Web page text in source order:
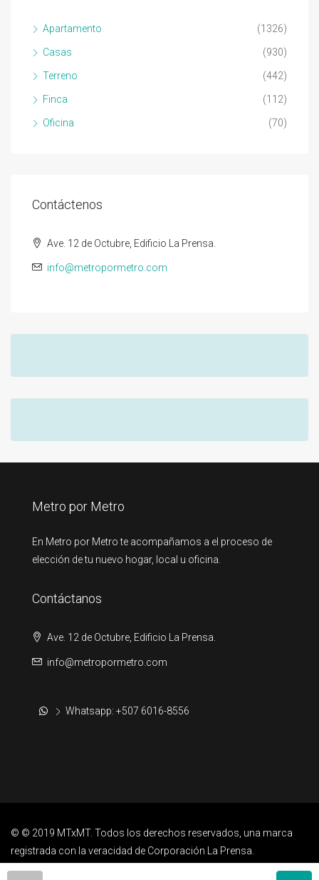
Apartamento (1326)
Casas (930)
Terreno (442)
Finca (112)
Oficina (70)
Contáctenos
Ave. 12 de Octubre, Edificio La Prensa.
info@metropormetro.com
Metro por Metro
En Metro por Metro te acompañamos a el proceso de
elección de tu nuevo hogar, local u oficina.
Contáctanos
Ave. 12 de Octubre, Edificio La Prensa.
info@metropormetro.com
Whatsapp: +507 6016-8556
© © 2019 MTxMT. Todos los derechos reservados, una marca
registrada con la veracidad de Corporación La Prensa.